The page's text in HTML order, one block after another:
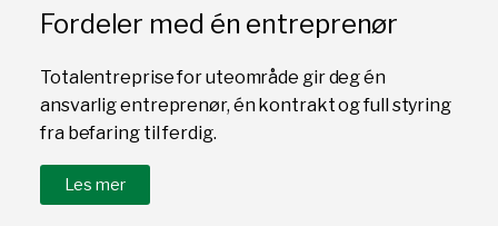
Fordeler med én entreprenør
Totalentreprise for uteområde gir deg én
ansvarlig entreprenør, én kontrakt og full styring
fra befaring til ferdig.
Les mer